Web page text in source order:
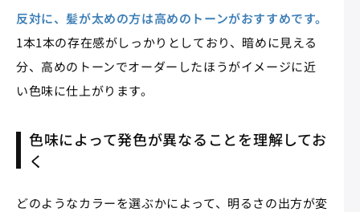
反対に、髪が太めの方は高めのトーンがおすすめです。
1本1本の存在感がしっかりとしており、暗めに見える
分、高めのトーンでオーダーしたほうがイメージに近
い色味に仕上がります。
色味によって発色が異なることを理解してお
く
どのようなカラーを選ぶかによって、明るさの出方が変